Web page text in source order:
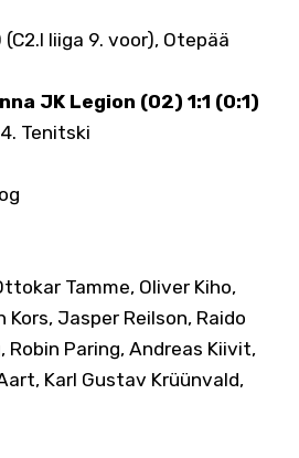
liiga 9. voor), Otepää
JK Legion (02) 1:1 (0:1)
Tenitski
Tamme, Oliver Kiho,
Kors, Jasper Reilson, Raido
Robin Paring, Andreas Kiivit,
Karl Gustav Krüünvald,